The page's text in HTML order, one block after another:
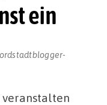
ein
veranstalten